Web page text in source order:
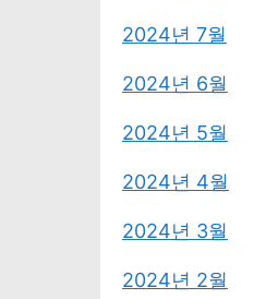
2024년 7월
2024년 6월
2024년 5월
2024년 4월
2024년 3월
2024년 2월